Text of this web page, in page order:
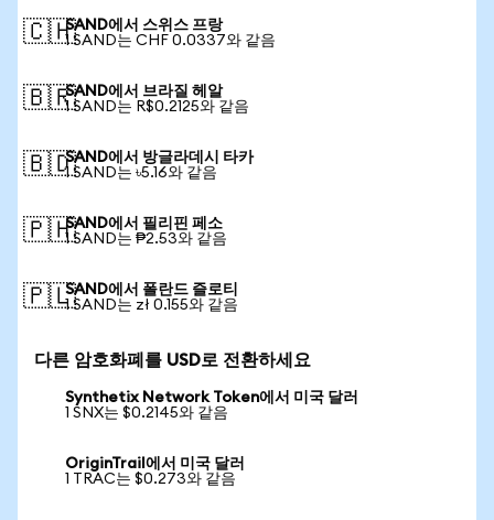
🇨🇭SAND에서 스위스 프랑
1 SAND는 CHF 0.0337와 같음
🇧🇷SAND에서 브라질 헤알
1 SAND는 R$0.2125와 같음
🇧🇩SAND에서 방글라데시 타카
1 SAND는 ৳5.16와 같음
🇵🇭SAND에서 필리핀 페소
1 SAND는 ₱2.53와 같음
🇵🇱SAND에서 폴란드 즐로티
1 SAND는 zł 0.155와 같음
다른 암호화폐를 USD로 전환하세요
Synthetix Network Token에서 미국 달러
1 SNX는 $0.2145와 같음
OriginTrail에서 미국 달러
1 TRAC는 $0.273와 같음